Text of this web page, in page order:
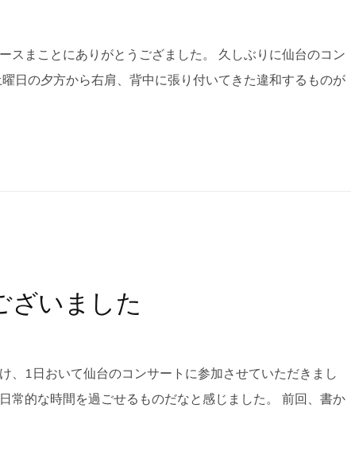
スまことにありがとうござました。 久しぶりに仙台のコン
日の夕方から右肩、背中に張り付いてきた違和するものが
ざいました
、1日おいて仙台のコンサートに参加させていただきまし
常的な時間を過ごせるものだなと感じました。 前回、書か